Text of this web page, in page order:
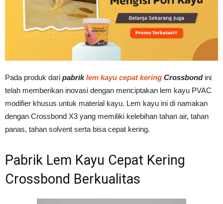
Pada produk dari pabriklem kayu cepat kering Crossbondini
telah memberikan inovasi dengan menciptakan lem kayu PVAC
modifier khusus untuk material kayu. Lem kayu ini di namakan
dengan Crossbond X3 yang memiliki kelebihan tahan air, tahan
panas, tahan solvent serta bisa cepat kering.
Pabrik Lem Kayu Cepat Kering
Crossbond Berkualitas